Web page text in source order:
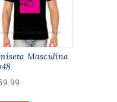
Masculina